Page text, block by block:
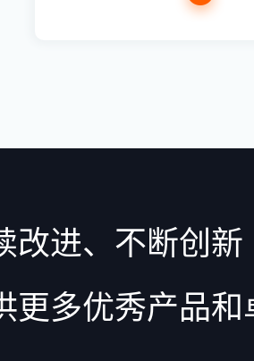
改进、不断创新
更多优秀产品和